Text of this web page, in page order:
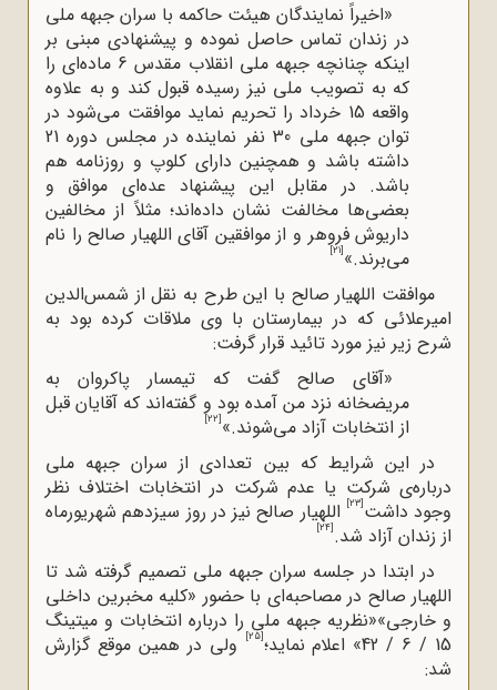
«اخیراً نمایندگان هیئت حاکمه با سران جبهه ملی
در زندان تماس حاصل نموده و پیشنهادی مبنی بر
اینکه چنانچه جبهه ملی انقلاب مقدس 6 ماده‌ای را
که به تصویب ملی نیز رسیده قبول کند و به علاوه
واقعه 15 خرداد را تحریم نماید موافقت می‌شود در
توان جبهه ملی 30 نفر نماینده در مجلس دوره 21
داشته باشد و همچنین دارای کلوپ و روزنامه هم
باشد. در مقابل این پیشنهاد عده‌ای موافق و
بعضی‌ها مخالفت نشان داده‌اند؛ مثلاً از مخالفین
داریوش فروهر و از موافقین آقای اللهیار صالح را نام
می‌برند.» [21]
موافقت اللهیار صالح با این طرح به نقل از شمس‌الدین
امیرعلائی که در بیمارستان با وی ملاقات کرده بود به
شرح زیر نیز مورد تائید قرار گرفت:
«آقای صالح گفت که تیمسار پاکروان به
مریضخانه نزد من آمده بود و گفته‌اند که آقایان قبل
از انتخابات آزاد می‌شوند.» [22]
در این شرایط که بین تعدادی از سران جبهه ملی
درباره‌ی شرکت یا عدم شرکت در انتخابات اختلاف نظر
وجود داشت [23] اللهیار صالح نیز در روز سیزدهم شهریورماه
از زندان آزاد شد. [24]
در ابتدا در جلسه سران جبهه ملی تصمیم گرفته شد تا
اللهیار صالح در مصاحبه‌ای با حضور «کلیه مخبرین داخلی
و خارجی»«نظریه جبهه ملی را درباره انتخابات و میتینگ
15 / 6 / 42» اعلام نماید؛
[25]
ولی در همین موقع گزارش
شد: